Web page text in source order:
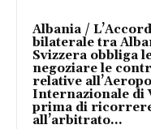
Albania /
bilaterale tra
Svizzera obbliga
negoziare le
relative
Internazionale di
prima di
all’arbitrato...